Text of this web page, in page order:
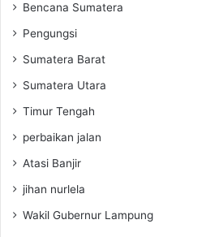
Bencana Sumatera
Pengungsi
Sumatera Barat
Sumatera Utara
Timur Tengah
perbaikan jalan
Atasi Banjir
jihan nurlela
Wakil Gubernur Lampung